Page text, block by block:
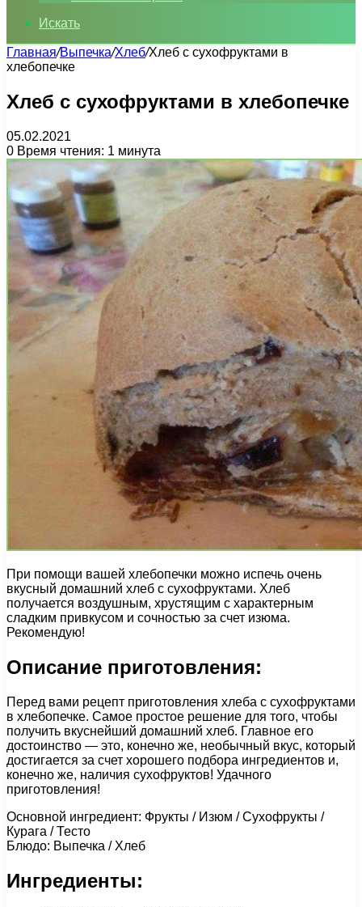
Искать
Главная/Выпечка/Хлеб/Хлеб с сухофруктами в
хлебопечке
Хлеб с сухофруктами в хлебопечке
05.02.2021
0 Время чтения: 1 минута
При помощи вашей хлебопечки можно испечь очень
вкусный домашний хлеб с сухофруктами. Хлеб
получается воздушным, хрустящим с характерным
сладким привкусом и сочностью за счет изюма.
Рекомендую!
Описание приготовления:
Перед вами рецепт приготовления хлеба с сухофруктами
в хлебопечке. Самое простое решение для того, чтобы
получить вкуснейший домашний хлеб. Главное его
достоинство — это, конечно же, необычный вкус, который
достигается за счет хорошего подбора ингредиентов и,
конечно же, наличия сухофруктов! Удачного
приготовления!
Основной ингредиент: Фрукты / Изюм / Сухофрукты /
Курага / Тесто
Блюдо: Выпечка / Хлеб
Ингредиенты: